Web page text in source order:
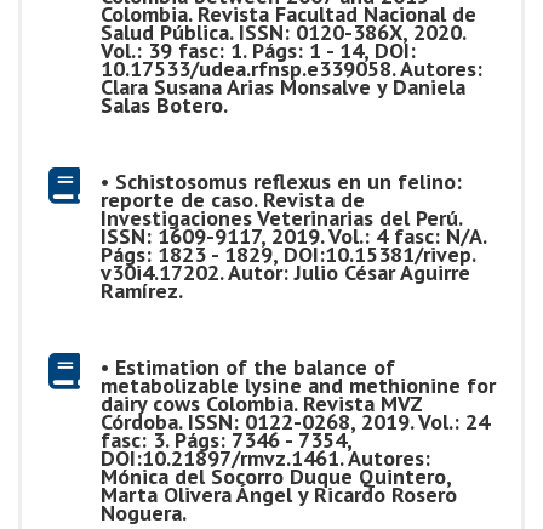
Colombia. Revista Facultad Nacional de
Salud Pública. ISSN: 0120-386X, 2020.
Vol.: 39 fasc: 1. Págs: 1 - 14, DOI:
10.17533/udea.rfnsp.e339058. Autores:
Clara Susana Arias Monsalve y Daniela
Salas Botero.
• Schistosomus reflexus en un felino:
reporte de caso. Revista de
Investigaciones Veterinarias del Perú.
ISSN: 1609-9117, 2019. Vol.: 4 fasc: N/A.
Págs: 1823 - 1829, DOI:10.15381/rivep.
v30i4.17202. Autor: Julio César Aguirre
Ramírez.
• Estimation of the balance of
metabolizable lysine and methionine for
dairy cows Colombia. Revista MVZ
Córdoba. ISSN: 0122-0268, 2019. Vol.: 24
fasc: 3. Págs: 7346 - 7354,
DOI:10.21897/rmvz.1461. Autores:
Mónica del Socorro Duque Quintero,
Marta Olivera Ángel y Ricardo Rosero
Noguera.